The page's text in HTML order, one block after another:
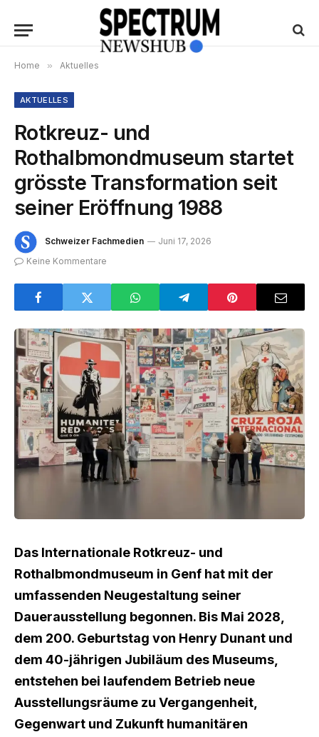
Home » Aktuelles
AKTUELLES
Rotkreuz- und
Rothalbmondmuseum startet
grösste Transformation seit
seiner Eröffnung 1988
Schweizer Fachmedien
Juni 17, 2026
Keine Kommentare
Das Internationale Rotkreuz- und
Rothalbmondmuseum in Genf hat mit der
umfassenden Neugestaltung seiner
Dauerausstellung begonnen. Bis Mai 2028,
dem 200. Geburtstag von Henry Dunant und
dem 40-jährigen Jubiläum des Museums,
entstehen bei laufendem Betrieb neue
Ausstellungsräume zu Vergangenheit,
Gegenwart und Zukunft humanitären